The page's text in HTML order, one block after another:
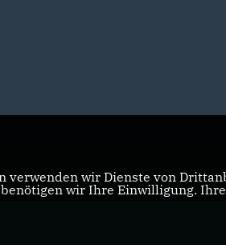
verwenden wir Dienste von
wir Ihre Einwilligung.